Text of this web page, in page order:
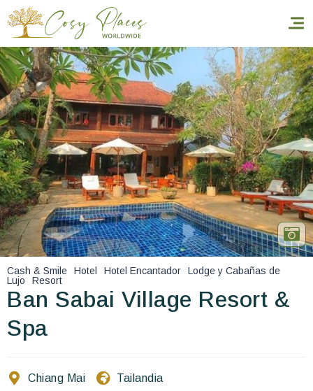
Inicio
Reservar una estancia
Nuestra colección mundial
World’s Best Hotels
Hacer que viajes
Estancia temática
Salud y seguridad
Escríbenos
Cash & Smile Hotel Hotel Encantador
Lodge y Cabañas de
Lujo
Resort
Ban Sabai Village Resort &
Spa
Chiang Mai Tailandia